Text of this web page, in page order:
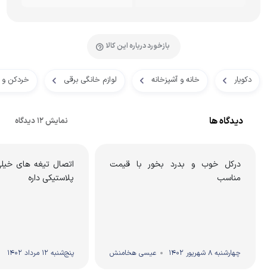
بازخورد درباره این کالا
دکویار خانه و آشپزخانه لوازم خانگی برقی خردکن و
دیدگاه ها نمایش 12 دیدگاه
درکل خوب و بدرد بخور با قیمت
مناسب
چهارشنبه 8 شهریور 1402 عیسی هخامنش
اتصال تیغه های
پلاستیکی داره
پنج‌شنبه 12 مرداد 1402